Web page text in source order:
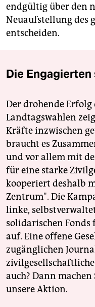
endgültig über den
Neuaufstellung des
entscheiden.
Die
Der drohende
Landtagswahlen
Kräfte inzwischen
braucht es
und vor allem mit
für eine starke
kooperiert deshalb
Zentrum". Die
linke,
solidarischen Fonds
auf. Eine offene
zugänglichen
auch? Dann
unsere Aktion.